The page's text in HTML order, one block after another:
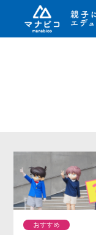
おすすめ